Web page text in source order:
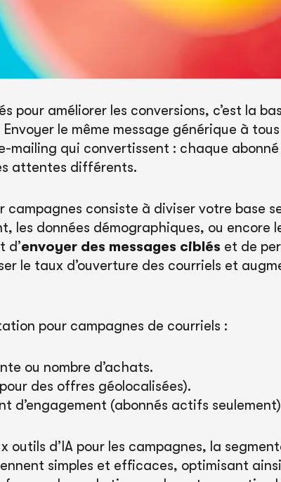
pour améliorer les conversions, c’est la
le même message générique à
mailing qui convertissent : chaque
attentes différents.
campagnes consiste à diviser votre base
les données démographiques, ou encore
d’envoyer des messages ciblés et de
le taux d’ouverture des courriels et
pour campagnes de courriels :
ou nombre d’achats.
des offres géolocalisées).
d’engagement (abonnés actifs
outils d’IA pour les campagnes, la
simples et efficaces, optimisant